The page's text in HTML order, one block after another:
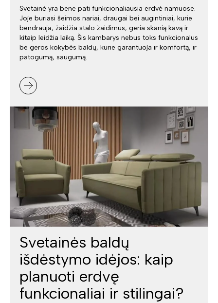
Svetainė yra bene pati funkcionaliausia erdvė namuose.
Joje buriasi šeimos nariai, draugai bei augintiniai, kurie
bendrauja, žaidžia stalo žaidimus, geria skanią kavą ir
kitaip leidžia laiką. Šis kambarys nebus toks funkcionalus
be geros kokybės baldų, kurie garantuoja ir komfortą, ir
patogumą, saugumą.
Svetainės baldų
išdėstymo idėjos: kaip
planuoti erdvę
funkcionaliai ir stilingai?